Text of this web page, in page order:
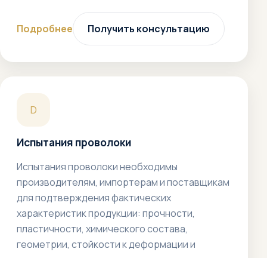
Подробнее Получить консультацию
D
Испытания проволоки
Испытания проволоки необходимы
производителям, импортерам и поставщикам
для подтверждения фактических
характеристик продукции: прочности,
пластичности, химического состава,
геометрии, стойкости к деформации и